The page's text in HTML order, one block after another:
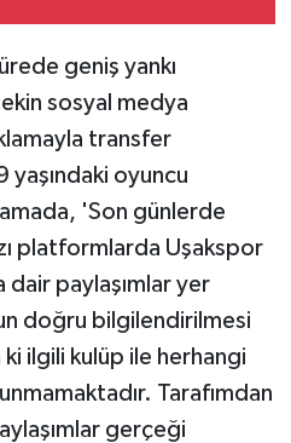
geniş yankı
sosyal medya
transfer
yaşındaki oyuncu
'Son günlerde
platformlarda Uşakspor
dair paylaşımlar yer
doğru bilgilendirilmesi
ilgili kulüp ile herhangi
Tarafımdan
gerçeği